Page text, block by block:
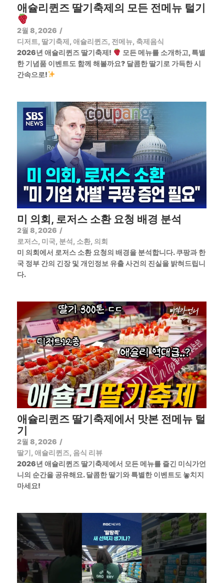
애슐리퀸즈 딸기축제의 모든 전메뉴 털기
2월 8, 2026 /
디저트, 딸기축제, 애슐리퀸즈, 전메뉴, 축제음식
2026년 애슐리퀸즈 딸기축제!
모든 메뉴를 소개하고, 특별
한 기념품 이벤트도 함께 해볼까요? 달콤한 딸기로 가득한 시
간속으로!
미 의회, 로저스 소환 요청 배경 분석
2월 8, 2026 /
로저스, 미국, 분석, 소환, 의회
미 의회에서 로저스 소환 요청의 배경을 분석합니다. 쿠팡과 한
국 정부 간의 긴장 및 개인정보 유출 사건의 진실을 밝혀드립니
다.
애슐리퀸즈 딸기축제에서 맛본 전메뉴 털
기
2월 8, 2026 /
딸기, 애슐리퀸즈, 음식 리뷰
2026년 애슐리퀸즈 딸기축제에서 모든 메뉴를 즐긴 미식가언
니의 순간을 공유해요. 달콤한 딸기와 특별한 이벤트도 놓치지
마세요!